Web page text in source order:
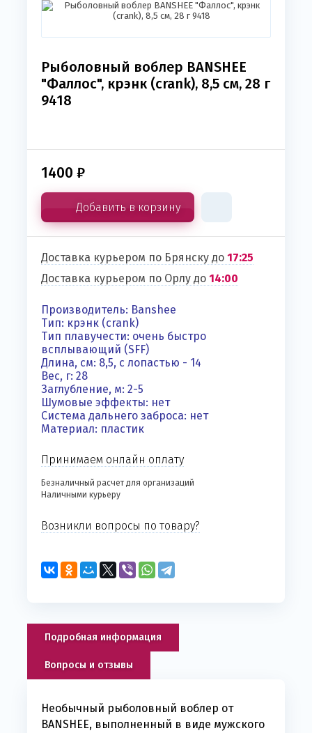
Рыболовный воблер BANSHEE
"Фаллос", крэнк (crank), 8,5 см, 28 г
9418
1400 ₽
Добавить в корзину
Доставка курьером по Брянску до 17:25
Доставка курьером по Орлу до 14:00
Производитель: Banshee
Тип: крэнк (crank)
Тип плавучести: очень быстро
всплывающий (SFF)
Длина, см: 8,5, с лопастью - 14
Вес, г: 28
Заглубление, м: 2-5
Шумовые эффекты: нет
Система дальнего заброса: нет
Материал: пластик
Принимаем онлайн оплату
Безналичный расчет для организаций
Наличными курьеру
Возникли вопросы по товару?
Подробная информация
Вопросы и отзывы
Необычный рыболовный воблер от
BANSHEE, выполненный в виде мужского